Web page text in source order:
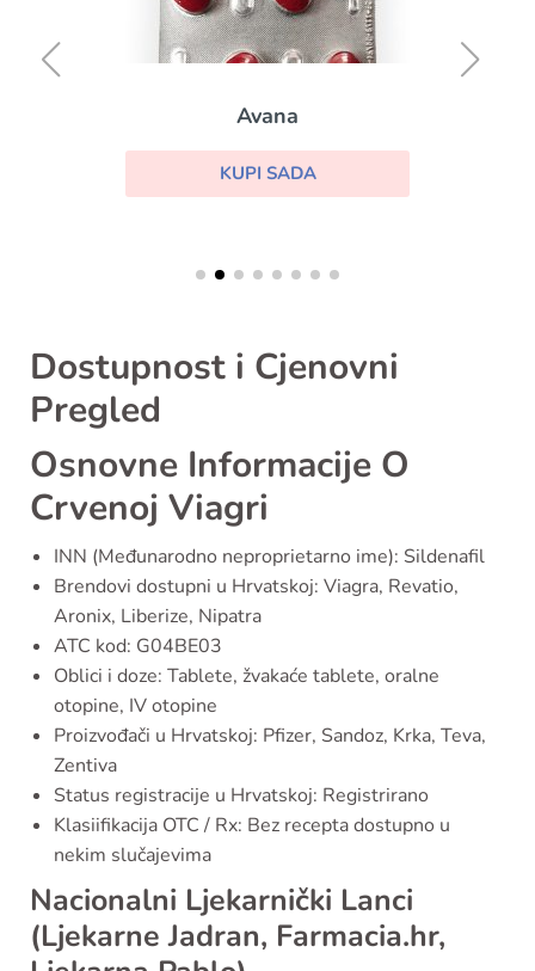
Avana
KUPI SADA
Dostupnost i Cjenovni
Pregled
Osnovne Informacije O
Crvenoj Viagri
INN (Međunarodno neproprietarno ime): Sildenafil
Brendovi dostupni u Hrvatskoj: Viagra, Revatio,
Aronix, Liberize, Nipatra
ATC kod: G04BE03
Oblici i doze: Tablete, žvakaće tablete, oralne
otopine, IV otopine
Proizvođači u Hrvatskoj: Pfizer, Sandoz, Krka, Teva,
Zentiva
Status registracije u Hrvatskoj: Registrirano
Klasiifikacija OTC / Rx: Bez recepta dostupno u
nekim slučajevima
Nacionalni Ljekarnički Lanci
(Ljekarne Jadran, Farmacia.hr,